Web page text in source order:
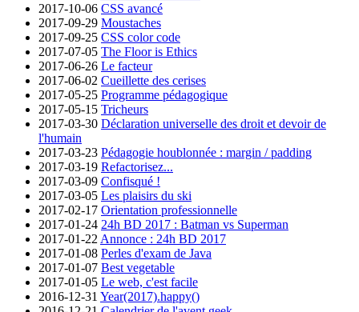
2017-10-06 CSS avancé
2017-09-29 Moustaches
2017-09-25 CSS color code
2017-07-05 The Floor is Ethics
2017-06-26 Le facteur
2017-06-02 Cueillette des cerises
2017-05-25 Programme pédagogique
2017-05-15 Tricheurs
2017-03-30 Déclaration universelle des droit et devoir de
l'humain
2017-03-23 Pédagogie houblonnée : margin / padding
2017-03-19 Refactorisez...
2017-03-09 Confisqué !
2017-03-05 Les plaisirs du ski
2017-02-17 Orientation professionnelle
2017-01-24 24h BD 2017 : Batman vs Superman
2017-01-22 Annonce : 24h BD 2017
2017-01-08 Perles d'exam de Java
2017-01-07 Best vegetable
2017-01-05 Le web, c'est facile
2016-12-31 Year(2017).happy()